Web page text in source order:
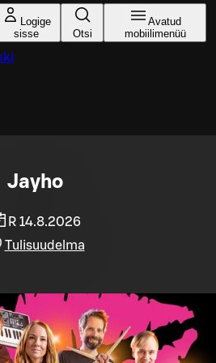
Logige
sisse
Otsi
Avatud
mobiilimenüü
Jayho
R 14.8.2026
Tulisuudelma